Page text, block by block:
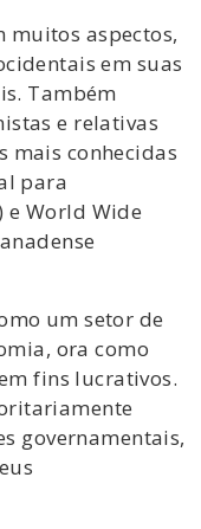
muitos aspectos,
em suas
Também
e relativas
mais conhecidas
para
e World Wide
um setor de
ora como
fins lucrativos.
governamentais,